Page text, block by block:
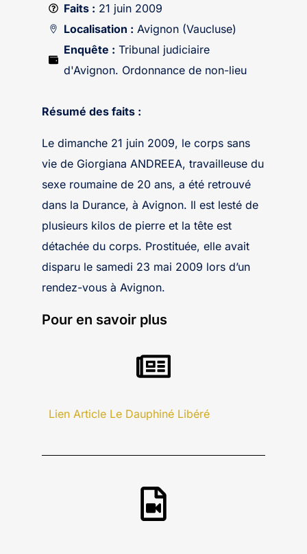
Faits : 21 juin 2009
Localisation : Avignon (Vaucluse)
Enquête : Tribunal judiciaire
d'Avignon. Ordonnance de non-lieu
Résumé des faits :
Le dimanche 21 juin 2009, le corps sans
vie de Giorgiana ANDREEA, travailleuse du
sexe roumaine de 20 ans, a été retrouvé
dans la Durance, à Avignon. Il est lesté de
plusieurs kilos de pierre et la tête est
détachée du corps. Prostituée, elle avait
disparu le samedi 23 mai 2009 lors d’un
rendez-vous à Avignon.
Pour en savoir plus
Lien Article Le Dauphiné Libéré